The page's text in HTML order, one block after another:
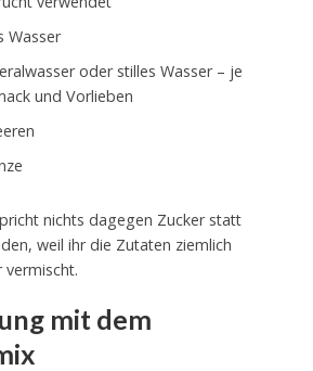
Wasser
oder stilles Wasser – je
und Vorlieben
nichts dagegen Zucker statt
weil ihr die Zutaten ziemlich
mit dem